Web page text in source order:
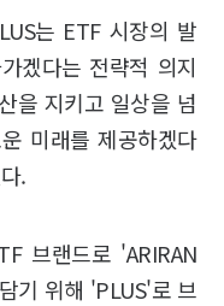
는 ETF 시장의 발
겠다는 전략적 의지
을 지키고 일상을 넘
미래를 제공하겠다
.
브랜드로 'ARIRAN
기 위해 'PLUS'로 브